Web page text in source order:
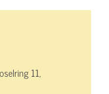
11,